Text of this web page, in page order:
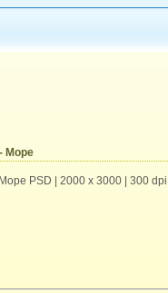
Море
PSD | 2000 x 3000 | 300